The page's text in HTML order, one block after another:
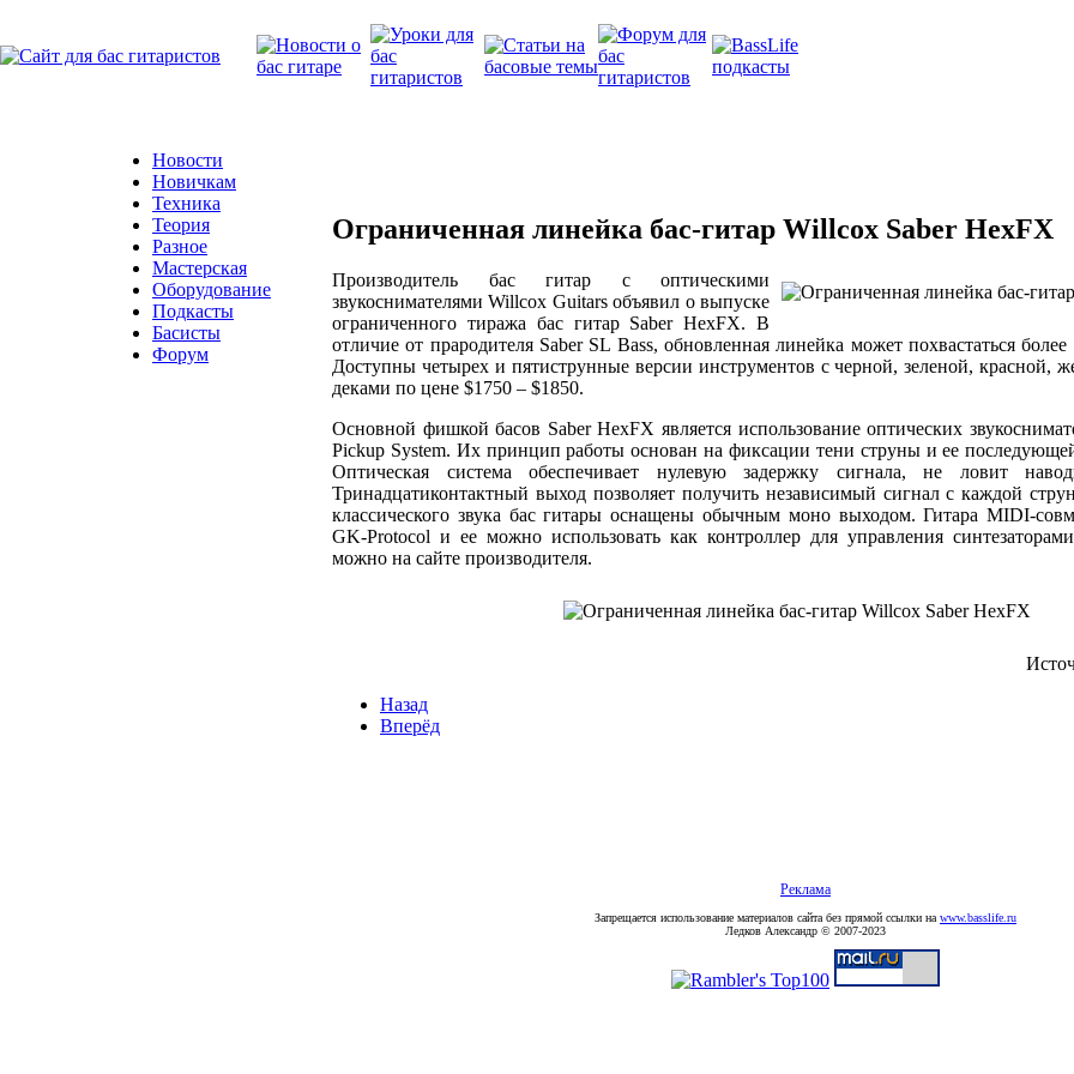
Новости
Новичкам
Техника
Теория
Разное
Мастерская
Оборудование
Подкасты
Басисты
Форум
Ограниченная линейка бас-гитар Willcox Saber HexFX
Производитель бас гитар с оптическими
звукоснимателями Willcox Guitars объявил о выпуске
ограниченного тиража бас гитар Saber HexFX. В
отличие от прародителя Saber SL Bass, обновленная линейка может похвастаться более
Доступны четырех и пятиструнные версии инструментов с черной, зеленой, красной,
деками по цене $1750 – $1850.
Основной фишкой басов Saber HexFX является использование оптических
Pickup System. Их принцип работы основан на фиксации тени струны и ее
Оптическая система обеспечивает нулевую задержку сигнала, не ловит
Тринадцатиконтактный выход позволяет получить независимый сигнал с каждой
классического звука бас гитары оснащены обычным моно выходом. Гитара MIDI-
GK-Protocol и ее можно использовать как контроллер для управления
можно на сайте производителя.
Назад
Вперёд
Реклама
Запрещается использование материалов сайта без прямой ссылки на www.basslife.ru
Ледков Александр © 2007-2023